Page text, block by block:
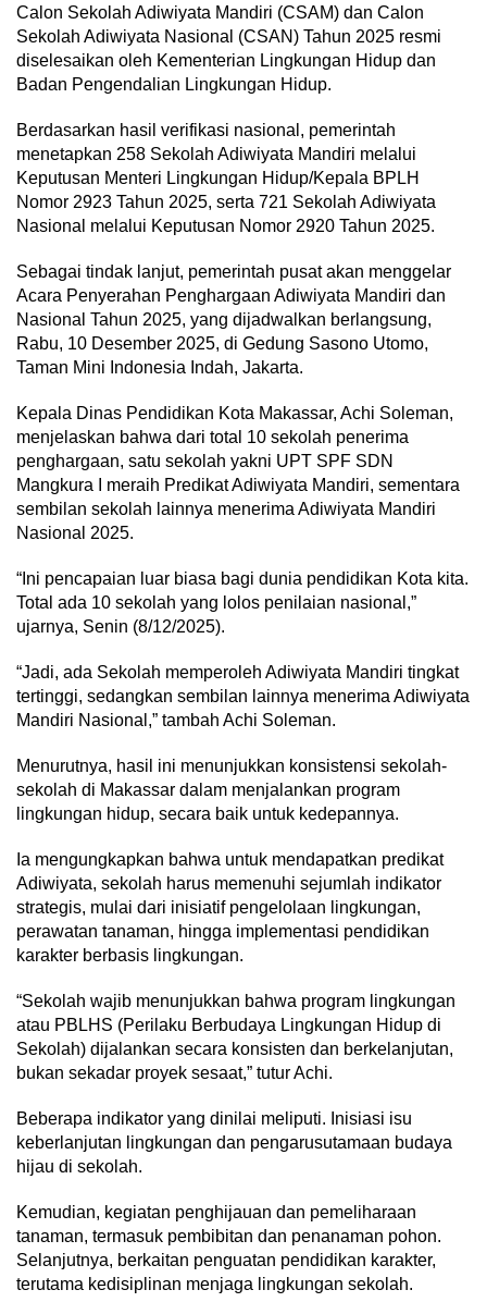
Calon Sekolah Adiwiyata Mandiri (CSAM) dan Calon
Sekolah Adiwiyata Nasional (CSAN) Tahun 2025 resmi
diselesaikan oleh Kementerian Lingkungan Hidup dan
Badan Pengendalian Lingkungan Hidup.
Berdasarkan hasil verifikasi nasional, pemerintah
menetapkan 258 Sekolah Adiwiyata Mandiri melalui
Keputusan Menteri Lingkungan Hidup/Kepala BPLH
Nomor 2923 Tahun 2025, serta 721 Sekolah Adiwiyata
Nasional melalui Keputusan Nomor 2920 Tahun 2025.
Sebagai tindak lanjut, pemerintah pusat akan menggelar
Acara Penyerahan Penghargaan Adiwiyata Mandiri dan
Nasional Tahun 2025, yang dijadwalkan berlangsung,
Rabu, 10 Desember 2025, di Gedung Sasono Utomo,
Taman Mini Indonesia Indah, Jakarta.
Kepala Dinas Pendidikan Kota Makassar, Achi Soleman,
menjelaskan bahwa dari total 10 sekolah penerima
penghargaan, satu sekolah yakni UPT SPF SDN
Mangkura I meraih Predikat Adiwiyata Mandiri, sementara
sembilan sekolah lainnya menerima Adiwiyata Mandiri
Nasional 2025.
“Ini pencapaian luar biasa bagi dunia pendidikan Kota kita.
Total ada 10 sekolah yang lolos penilaian nasional,”
ujarnya, Senin (8/12/2025).
“Jadi, ada Sekolah memperoleh Adiwiyata Mandiri tingkat
tertinggi, sedangkan sembilan lainnya menerima Adiwiyata
Mandiri Nasional,” tambah Achi Soleman.
Menurutnya, hasil ini menunjukkan konsistensi sekolah-
sekolah di Makassar dalam menjalankan program
lingkungan hidup, secara baik untuk kedepannya.
Ia mengungkapkan bahwa untuk mendapatkan predikat
Adiwiyata, sekolah harus memenuhi sejumlah indikator
strategis, mulai dari inisiatif pengelolaan lingkungan,
perawatan tanaman, hingga implementasi pendidikan
karakter berbasis lingkungan.
“Sekolah wajib menunjukkan bahwa program lingkungan
atau PBLHS (Perilaku Berbudaya Lingkungan Hidup di
Sekolah) dijalankan secara konsisten dan berkelanjutan,
bukan sekadar proyek sesaat,” tutur Achi.
Beberapa indikator yang dinilai meliputi. Inisiasi isu
keberlanjutan lingkungan dan pengarusutamaan budaya
hijau di sekolah.
Kemudian, kegiatan penghijauan dan pemeliharaan
tanaman, termasuk pembibitan dan penanaman pohon.
Selanjutnya, berkaitan penguatan pendidikan karakter,
terutama kedisiplinan menjaga lingkungan sekolah.